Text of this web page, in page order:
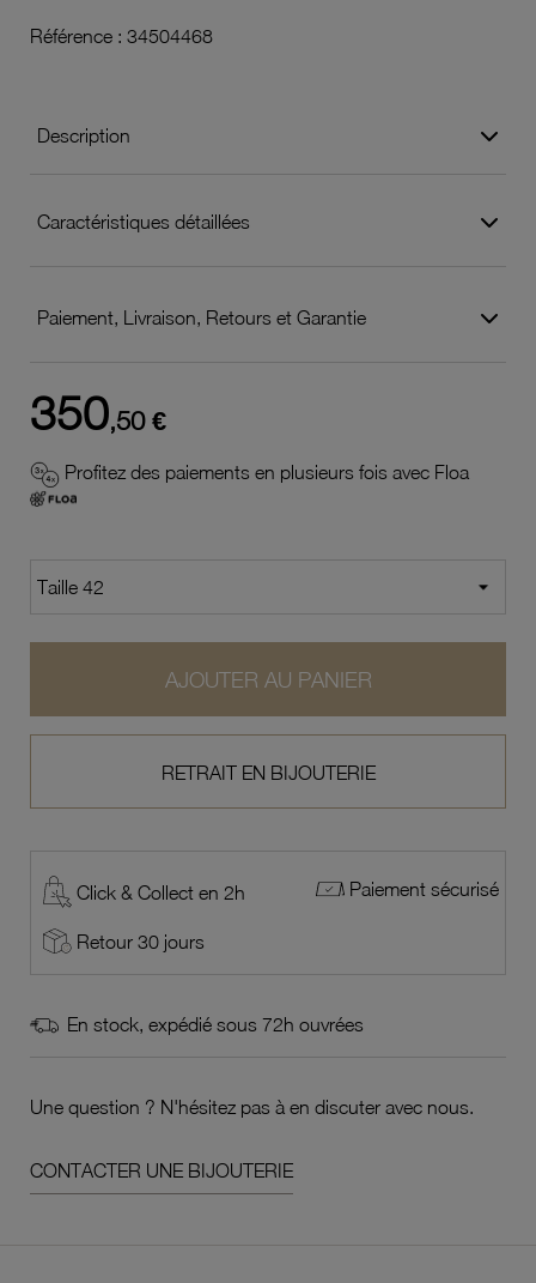
Référence : 34504468
Description
Caractéristiques détaillées
Paiement, Livraison, Retours et Garantie
350,50 €
Profitez des paiements en plusieurs fois avec Floa
AJOUTER AU PANIER
RETRAIT EN BIJOUTERIE
Click & Collect en 2h Paiement sécurisé
Retour 30 jours
En stock, expédié sous 72h ouvrées
Une question ? N'hésitez pas à en discuter avec nous.
CONTACTER UNE BIJOUTERIE